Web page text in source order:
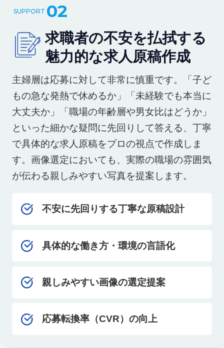
02
求職者の不安を払拭する
魅力的な求人原稿作成
主婦層は応募に対して非常に慎重です。「子ど
もの急な発熱で休めるか」「未経験でも本当に
大丈夫か」「職場の年齢層や男女比はどうか」
といった細かな疑問に先回りして答える、丁寧
で具体的な求人原稿をプロの視点で作成しま
す。画像選定においても、実際の職場の雰囲気
が伝わる親しみやすい写真を提案します。
不安に先回りする丁寧な原稿設計
具体的な働き方・環境の言語化
親しみやすい画像の選定提案
応募転換率（CVR）の向上